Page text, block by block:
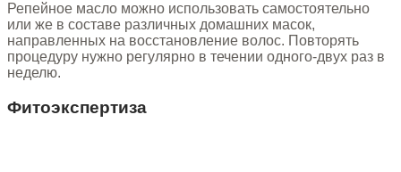
Репейное масло можно использовать самостоятельно
или же в составе различных домашних масок,
направленных на восстановление волос. Повторять
процедуру нужно регулярно в течении одного-двух раз в
неделю.
Фитоэкспертиза